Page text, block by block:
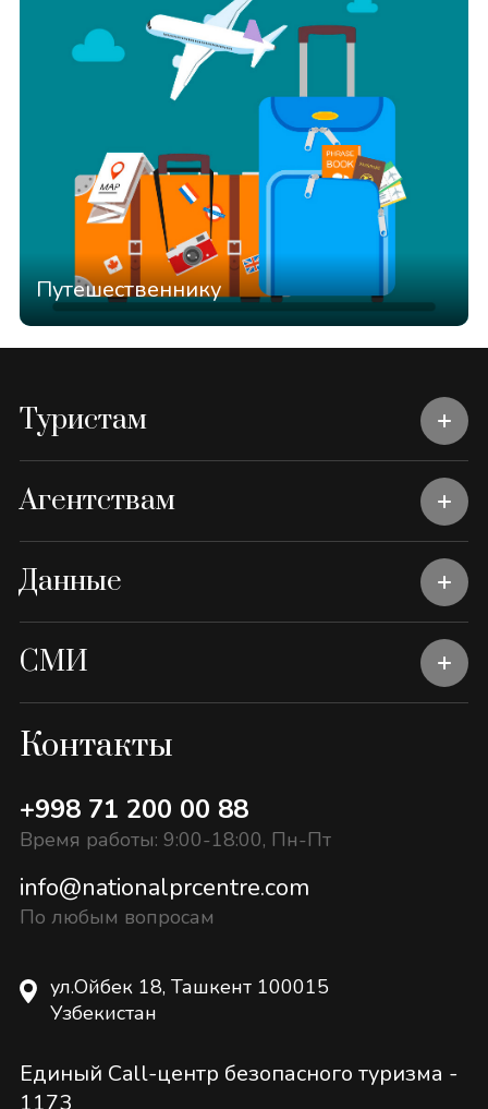
Путешественнику
Туристам
Агентствам
Данные
СМИ
Контакты
+998 71 200 00 88
Время работы: 9:00-18:00, Пн-Пт
info@nationalprcentre.com
По любым вопросам
ул.Ойбек 18, Ташкент 100015
Узбекистан
Единый Call-центр безопасного туризма -
1173